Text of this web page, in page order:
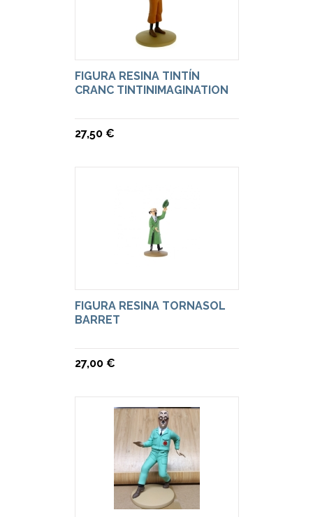
FIGURA RESINA TINTÍN
CRANC TINTINIMAGINATION
27,50 €
FIGURA RESINA TORNASOL
BARRET
27,00 €